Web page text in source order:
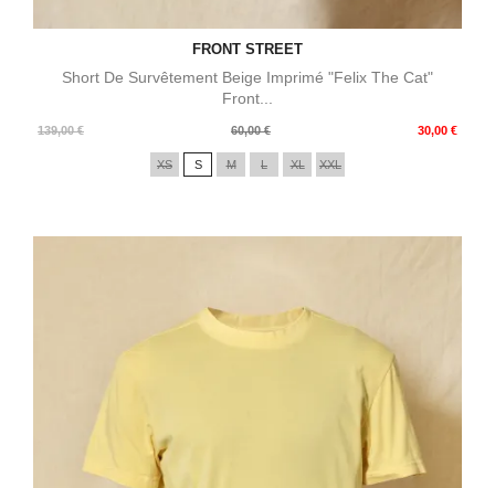
FRONT STREET
Short De Survêtement Beige Imprimé "Felix The Cat"
Front...
139,00 €
Prix
60,00 € 30,00 €
Prix
XS S M L XL XXL